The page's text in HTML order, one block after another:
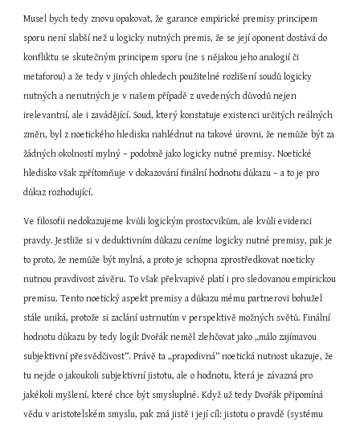
Musel bych tedy znovu opakovat, že garance empirické premisy principem
sporu není slabší než u logicky nutných premis, že se její oponent dostává do
konfliktu se skutečným principem sporu (ne s nějakou jeho analogií či
metaforou) a že tedy v jiných ohledech použitelné rozlišení soudů logicky
nutných a nenutných je v našem případě z uvedených důvodů nejen
irelevantní, ale i zavádějící. Soud, který konstatuje existenci určitých reálných
změn, byl z noetického hlediska nahlédnut na takové úrovni, že nemůže být za
žádných okolností mylný – podobně jako logicky nutné premisy. Noetické
hledisko však zpřítomňuje v dokazování finální hodnotu důkazu – a to je pro
důkaz rozhodující.
Ve filosofii nedokazujeme kvůli logickým prostocvikům, ale kvůli evidenci
pravdy. Jestliže si v deduktivním důkazu ceníme logicky nutné premisy, pak je
to proto, že nemůže být mylná, a proto je schopna zprostředkovat noeticky
nutnou pravdivost závěru. To však překvapivě platí i pro sledovanou empirickou
premisu. Tento noetický aspekt premisy a důkazu mému partnerovi bohužel
stále uniká, protože si zaclání ustrnutím v perspektivě možných světů. Finální
hodnotu důkazu by tedy logik Dvořák neměl zlehčovat jako „málo zajímavou
subjektivní přesvědčivost“. Právě ta „prapodivná“ noetická nutnost ukazuje, že
tu nejde o jakoukoli subjektivní jistotu, ale o hodnotu, která je závazná pro
jakékoli myšlení, které chce být smysluplné. Když už tedy Dvořák připomíná
vědu v aristotelském smyslu, pak zná jistě i její cíl: jistotu o pravdě (systému